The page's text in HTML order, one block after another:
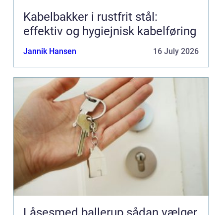
Kabelbakker i rustfrit stål:
effektiv og hygiejnisk kabelføring
Jannik Hansen 16 July 2026